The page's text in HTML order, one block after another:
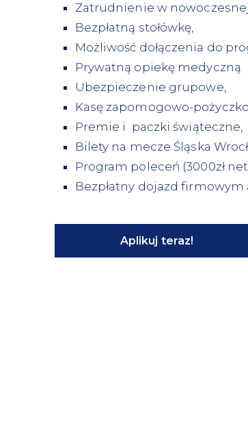
Zatrudnienie w
Bezpłatną stołówkę,
Możliwość dołączenia do
Prywatną opiekę medyczną
Ubezpieczenie grupowe,
Kasę zapomogowo-
Premie i paczki świąteczne,
Bilety na mecze Śląska
Program poleceń (3000zł
Bezpłatny dojazd
Aplikuj teraz!